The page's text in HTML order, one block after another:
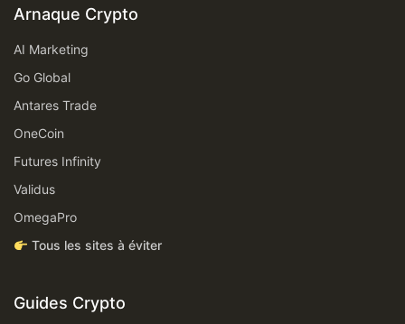
Arnaque Crypto
AI Marketing
Go Global
Antares Trade
OneCoin
Futures Infinity
Validus
OmegaPro
Tous les sites à éviter
Guides Crypto